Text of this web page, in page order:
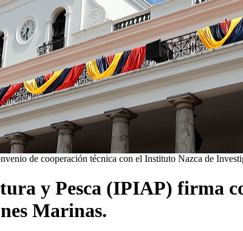
de cooperación técnica con el Instituto Nazca de
y Pesca (IPIAP) firma
Marinas.